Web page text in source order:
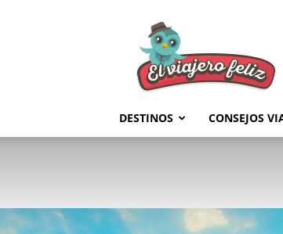
Feliz
DESTINOS CONSEJOS